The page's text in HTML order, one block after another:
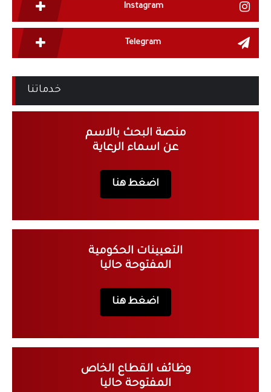
Instagram
Telegram
خدماتنا
منصة البحث بالاسم
عن اسماء الرعاية
اضغط هنا
التعيينات الحكومية
المفتوحة حاليا
اضغط هنا
وظائف القطاع الخاص
المفتوحة حاليا